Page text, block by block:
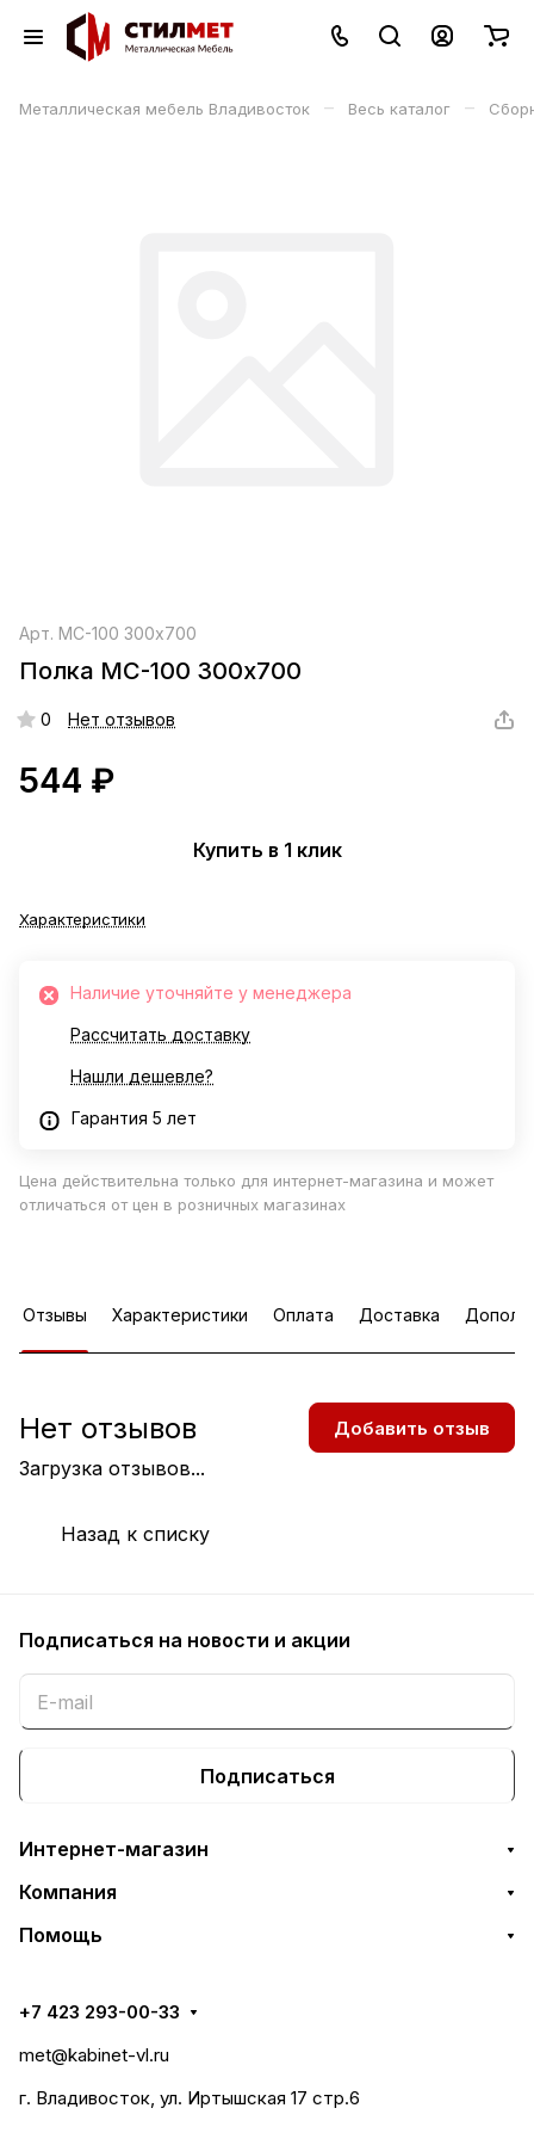
Металлическая мебель Владивосток – Весь каталог –
Арт. МС-100 300х700
Полка МС-100 300х700
0 Нет отзывов
544 ₽
Купить в 1 клик
Характеристики
Наличие уточняйте у менеджера
Рассчитать доставку
Нашли дешевле?
Гарантия 5 лет
Цена действительна только для интернет-магазина и может
отличаться от цен в розничных магазинах
Отзывы Характеристики Оплата Доставка
Загрузка отзывов...
Нет отзывов Добавить отзыв
Назад к списку
Подписаться на новости и акции
Подписаться
Интернет-магазин
Компания
Помощь
+7 423 293-00-33
met@kabinet-vl.ru
г. Владивосток, ул. Иртышская 17 стр.6